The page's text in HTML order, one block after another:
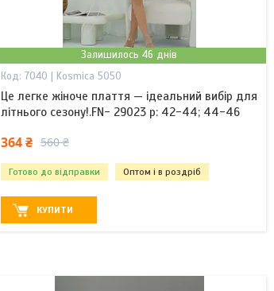
Залишилось 46 днів
7040 | Kosmica 5050
Це легке жіноче плаття — ідеальний вибір для
літнього сезону!.FN- 29023 р: 42-44; 44-46
364 ₴ 560 ₴
Готово до відправки Оптом і в роздріб
КУПИТИ